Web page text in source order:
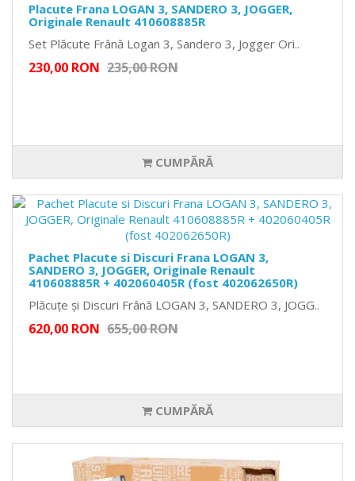
Placute Frana LOGAN 3, SANDERO 3, JOGGER,
Originale Renault 410608885R
Set Plăcute Frână Logan 3, Sandero 3, Jogger Ori..
230,00 RON 235,00 RON
CUMPĂRĂ
Pachet Placute si Discuri Frana LOGAN 3,
SANDERO 3, JOGGER, Originale Renault
410608885R + 402060405R (fost 402062650R)
Plăcuțe și Discuri Frână LOGAN 3, SANDERO 3, JOGG..
620,00 RON 655,00 RON
CUMPĂRĂ